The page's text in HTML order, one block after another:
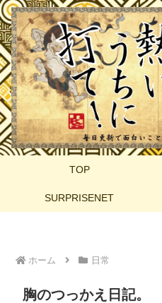
TOP
SURPRISENET
ホーム 日常
胸のつっかえ日記。